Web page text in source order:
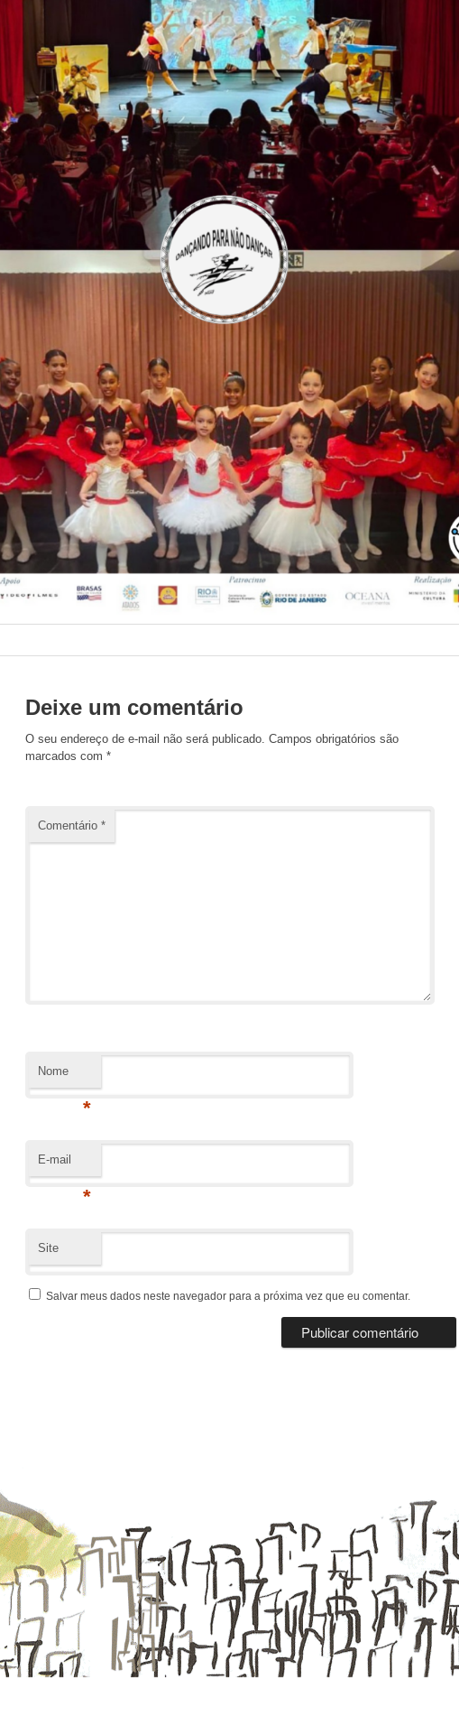
Deixe um comentário
O seu endereço de e-mail não será publicado. Campos obrigatórios são
marcados com*
Comentário*
Nome
*
E-mail
*
Site
Salvar meus dados neste navegador para a próxima vez que eu comentar.